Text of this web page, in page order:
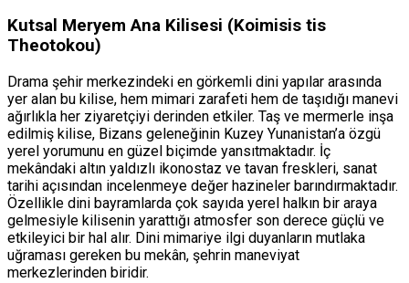
Kutsal Meryem Ana Kilisesi (Koimisis tis
Theotokou)
Drama şehir merkezindeki en görkemli dini yapılar arasında
yer alan bu kilise, hem mimari zarafeti hem de taşıdığı manevi
ağırlıkla her ziyaretçiyi derinden etkiler. Taş ve mermerle inşa
edilmiş kilise, Bizans geleneğinin Kuzey Yunanistan’a özgü
yerel yorumunu en güzel biçimde yansıtmaktadır. İç
mekândaki altın yaldızlı ikonostaz ve tavan freskleri, sanat
tarihi açısından incelenmeye değer hazineler barındırmaktadır.
Özellikle dini bayramlarda çok sayıda yerel halkın bir araya
gelmesiyle kilisenin yarattığı atmosfer son derece güçlü ve
etkileyici bir hal alır. Dini mimariye ilgi duyanların mutlaka
uğraması gereken bu mekân, şehrin maneviyat
merkezlerinden biridir.